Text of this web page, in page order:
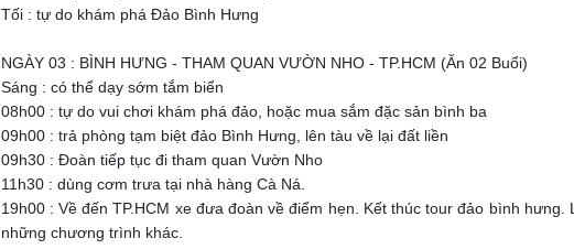
Tối : tự do khám phá Đảo Bình Hưng
NGÀY 03 : BÌNH HƯNG - THAM QUAN VƯỜN NHO - TP.HCM (Ăn 02 Buổi)
Sáng : có thể dạy sớm tắm biển
08h00 : tự do vui chơi khám phá đảo, hoặc mua sắm đặc sản bình ba
09h00 : trả phòng tạm biệt đảo Bình Hưng, lên tàu về lại đất liền
09h30 : Đoàn tiếp tục đi tham quan Vườn Nho
11h30 : dùng cơm trưa tại nhà hàng Cà Ná.
19h00 : Về đến TP.HCM xe đưa đoàn về điểm hẹn. Kết thúc tour đảo bình
những chương trình khác.